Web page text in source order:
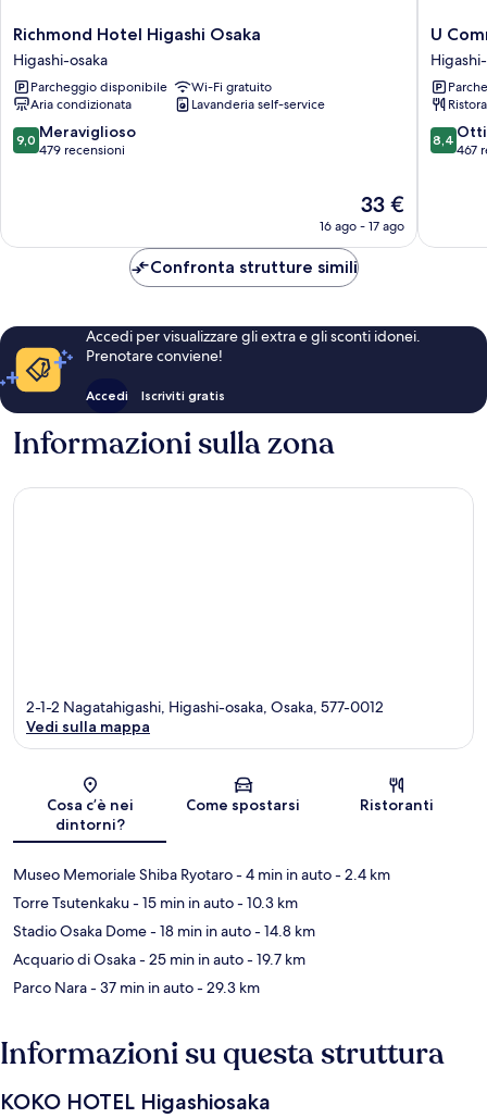
Richmond
Hotel
Higashi
Osaka
Higashi-
osaka
Richmond Hotel Higashi Osaka
Higashi-osaka
Parcheggio disponibile
Wi-Fi gratuito
Aria condizionata
Lavanderia self-service
9.0
su
9,0 Meraviglioso
479 recensioni
Il
prezzo
attuale
33 €
16 ago - 17 ago
U
Hotel
Higashi-
osaka
U
8.4
su
8,4
467
Confronta strutture simili
Accedi per visualizzare gli extra e gli sconti idonei.
Prenotare conviene!
Accedi Iscriviti gratis
Informazioni sulla zona
Mappa
2-1-2 Nagatahigashi, Higashi-osaka, Osaka, 577-0012
Vedi sulla mappa
Cosa c’è nei
dintorni?
Come spostarsi Ristoranti
Museo Memoriale Shiba Ryotaro- 4 min in auto- 2.4 km
Torre Tsutenkaku- 15 min in auto- 10.3 km
Stadio Osaka Dome- 18 min in auto- 14.8 km
Acquario di Osaka- 25 min in auto- 19.7 km
Parco Nara- 37 min in auto- 29.3 km
Informazioni su questa struttura
KOKO HOTEL Higashiosaka